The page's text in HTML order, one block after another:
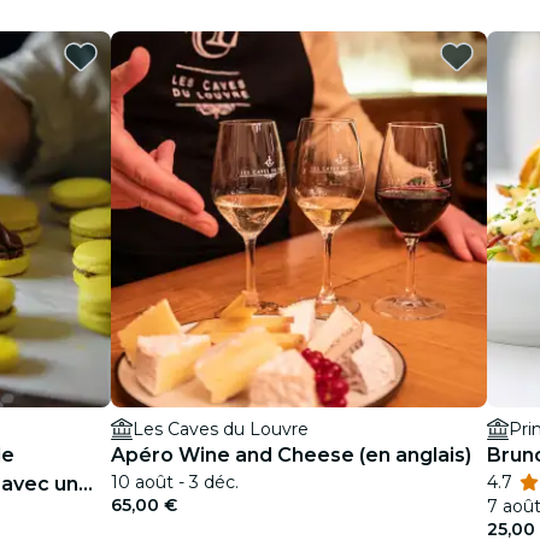
un
Les Caves du Louvre
Apéro Wine and Cheese (en anglais)
10 août - 3 déc.
65,00 €
4.7
7